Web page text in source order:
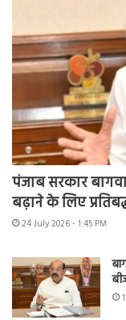
पंजाब सरकार
बढ़ाने के लिए
24 July 2026 - 1:45 PM